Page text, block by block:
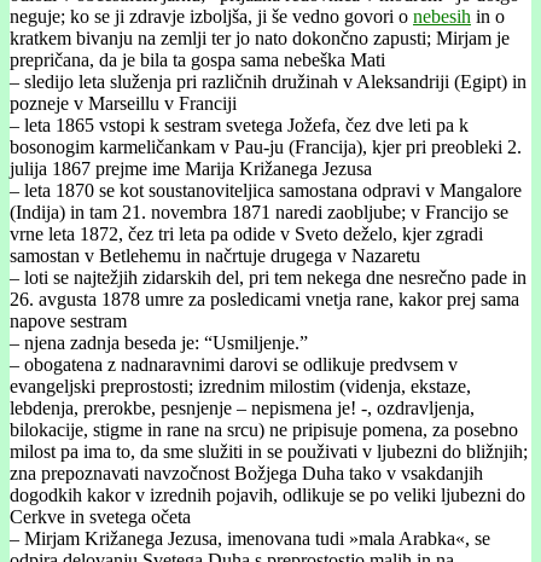
neguje; ko se ji zdravje izboljša, ji še vedno govori o nebesih in o
kratkem bivanju na zemlji ter jo nato dokončno zapusti; Mirjam je
prepričana, da je bila ta gospa sama nebeška Mati
– sledijo leta služenja pri različnih družinah v Aleksandriji (Egipt) in
pozneje v Marseillu v Franciji
– leta 1865 vstopi k sestram svetega Jožefa, čez dve leti pa k
bosonogim karmeličankam v Pau-ju (Francija), kjer pri preobleki 2.
julija 1867 prejme ime Marija Križanega Jezusa
– leta 1870 se kot soustanoviteljica samostana odpravi v Mangalore
(Indija) in tam 21. novembra 1871 naredi zaobljube; v Francijo se
vrne leta 1872, čez tri leta pa odide v Sveto deželo, kjer zgradi
samostan v Betlehemu in načrtuje drugega v Nazaretu
– loti se najtežjih zidarskih del, pri tem nekega dne nesrečno pade in
26. avgusta 1878 umre za posledicami vnetja rane, kakor prej sama
napove sestram
– njena zadnja beseda je: “Usmiljenje.”
– obogatena z nadnaravnimi darovi se odlikuje predvsem v
evangeljski preprostosti; izrednim milostim (videnja, ekstaze,
lebdenja, prerokbe, pesnjenje – nepismena je! -, ozdravljenja,
bilokacije, stigme in rane na srcu) ne pripisuje pomena, za posebno
milost pa ima to, da sme služiti in se použivati v ljubezni do bližnjih;
zna prepoznavati navzočnost Božjega Duha tako v vsakdanjih
dogodkih kakor v izrednih pojavih, odlikuje se po veliki ljubezni do
Cerkve in svetega očeta
– Mirjam Križanega Jezusa, imenovana tudi »mala Arabka«, se